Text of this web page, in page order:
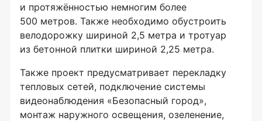
и протяжённостью немногим более
500 метров. Также необходимо обустроить
велодорожку шириной 2,5 метра и тротуар
из бетонной плитки шириной 2,25 метра.
Также проект предусматривает перекладку
тепловых сетей, подключение системы
видеонаблюдения «Безопасный город»,
монтаж наружного освещения, озеленение,